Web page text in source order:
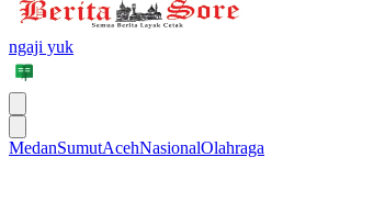
ngaji yuk
MedanSumutAcehNasionalOlahraga